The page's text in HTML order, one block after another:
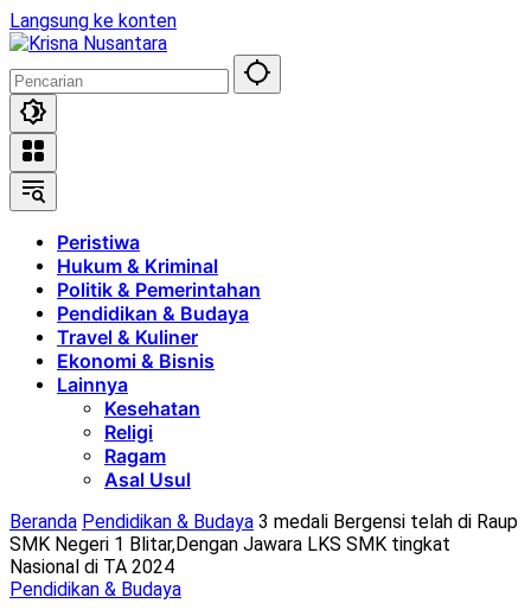
Langsung ke konten
Peristiwa
Hukum & Kriminal
Politik & Pemerintahan
Pendidikan & Budaya
Travel & Kuliner
Ekonomi & Bisnis
Lainnya
Kesehatan
Religi
Ragam
Asal Usul
Beranda Pendidikan & Budaya 3 medali Bergensi telah di Raup
SMK Negeri 1 Blitar,Dengan Jawara LKS SMK tingkat
Nasional di TA 2024
Pendidikan & Budaya